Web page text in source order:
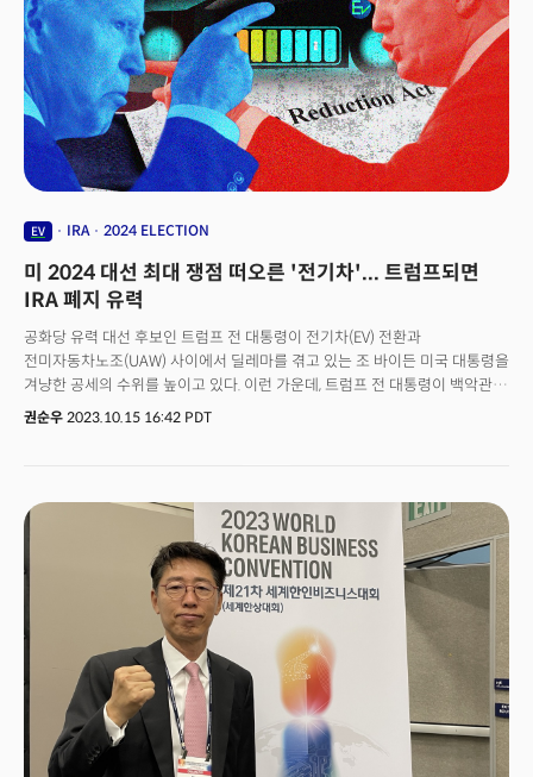
포럼은 미 남동부 지역 자동차 제조업체와 협력사 관계자 120여 명이 참석한
가운데 진행됐다. 행사는 한미동남부상공회의소(회장 김재천),
조지아자동차제조업협회(회장 릭 워커)가 주최하고, 애틀랜타총영사관, CEF
솔루션이 후원했다.포럼은 지역 경제개발국 입장에서 바라본 제조업
인력문제와 인프라, 그리고 조지아에 진출한 제조기업들이 바라본 '다음 세대
인력 개발' 등 두 개 세션으로 나눠서 진행됐다. 대기업 제조사와 협력사,
그리고 지역사회가 어떻게 해야 인력문제 해결 방안을 논의하기 위한 자리다.
지역 경제개발국과 기업 관계자들이 인력 턴오버를 줄이고, 실력을 갖춘
교육, 그리고 문화 등 세 가지로 요약됐다.
EV IRA 2024 ELECTION
미 2024 대선 최대 쟁점 떠오른 '전기차'... 트럼프되면
IRA 폐지 유력
공화당 유력 대선 후보인 트럼프 전 대통령이 전기차(EV) 전환과
전미자동차노조(UAW) 사이에서 딜레마를 겪고 있는 조 바이든 미국 대통령을
겨냥한 공세의 수위를 높이고 있다. 이런 가운데, 트럼프 전 대통령이 백악관에
입성하면 트럼프식 인플레이션 감축법(IRA)이 나올 것이라는 예상들이
언급했다. 그러면서 "백악관 탈환에 성공하면 취임 첫날 인플레이션 감축법
(IRA)에 따른 세제 혜택부터 폐지하겠다"고 밝혔다.트럼프의 이같은 연설은 조
바이든 대통령이 최초로 UAW 파업의 피켓라인에 선지 하루만에 열린 것이다.
바이든 대통령은 확성기를 들고 "노조는 임금인상을 요구할 권리가 있다. 계속
전진하자"고 목소리를 높였다.유력한 두 대선 후보가 미시간을 찾은 이유는
'블루칼라' 표심이 내년 미국 대선의 핵심 변수로 떠올랐기 때문이다. 미국
최대 자동차 노조인 UAW는 바이든 행정부의 전동화에 반기를 들고, 포드, GM,
스텔란티스 등 '빅 3' 자동차 제조사를 상대로 첫 동시 파업에 들어갔다.
전기차 우대 정책이 노동자의 일자리를 위협하고 있지만, 바이든 정부가
대책을 내놓지 않는다는 불만의 표시였다.'노조 만능주의'를 주장해 온 바이든
대통령 입장에서는 자동차 노조의 요구를 들어주는 한편, 전기차 중심의
산업재편을 이뤄내야만 하는 딜레마에 빠졌다. 노조의 요구대로라면 완성차
권순우 2023.10.15 16:42 PDT